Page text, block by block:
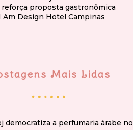
proposta gastronômica
Am Design Hotel Campinas
Mais Lidas
democratiza a perfumaria árabe no